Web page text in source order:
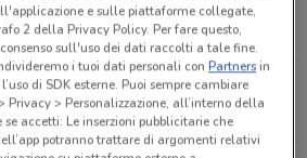
vicinanze
Primavalle, 117 Roma
e sulle piattaforme collegate,
2 della Privacy Policy. Per fare questo,
sull'uso dei dati raccolti a tale fine.
i tuoi dati personali conPartnersin
di SDK esterne. Puoi sempre cambiare
Privacy > Personalizzazione, all’interno della
se accetti: Le inserzioni pubblicitarie che
potranno trattare di argomenti relativi